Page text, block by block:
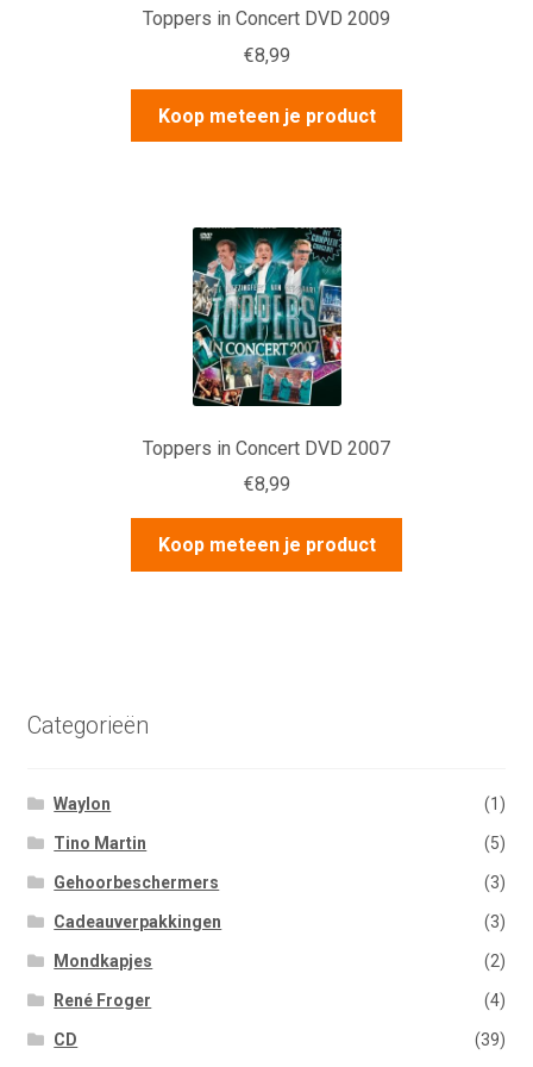
Toppers in Concert DVD 2009
€8,99
Koop meteen je product
Toppers in Concert DVD 2007
€8,99
Koop meteen je product
Categorieën
Waylon (1)
Tino Martin (5)
Gehoorbeschermers (3)
Cadeauverpakkingen (3)
Mondkapjes (2)
René Froger (4)
CD (39)